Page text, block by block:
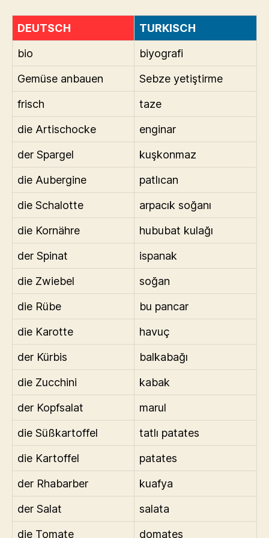
DEUTSCH
TURKISCH
bio
biyografi
Gemüse anbauen
Sebze yetiştirme
frisch
taze
die Artischocke
enginar
der Spargel
kuşkonmaz
die Aubergine
patlıcan
die Schalotte
arpacık soğanı
die Kornähre
hububat kulağı
der Spinat
ispanak
die Zwiebel
soğan
die Rübe
bu pancar
die Karotte
havuç
der Kürbis
balkabağı
die Zucchini
kabak
der Kopfsalat
marul
die Süßkartoffel
tatlı patates
die Kartoffel
patates
der Rhabarber
kuafya
der Salat
salata
die Tomate
domates